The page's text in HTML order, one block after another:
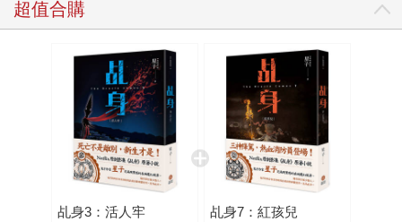
超值合購
乩身3：活人牢 乩身7：紅孩兒